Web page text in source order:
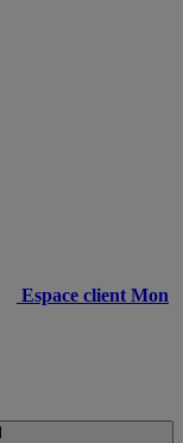
Espace client Mon